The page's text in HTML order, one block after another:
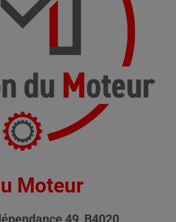
Moteur
49, B4020